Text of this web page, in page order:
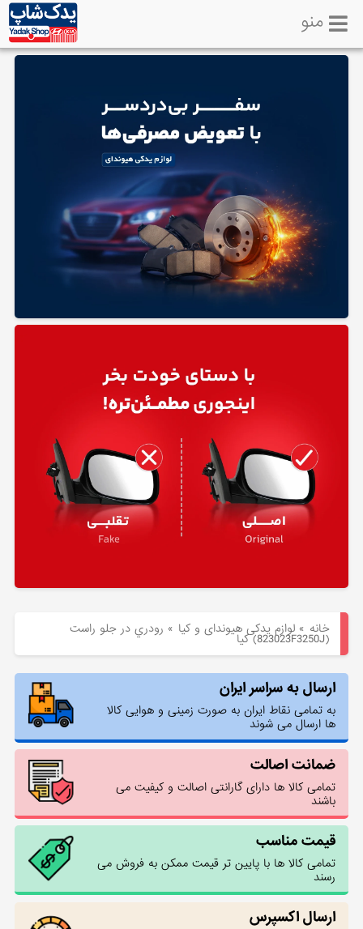
لوازم
منو
خانه »لوازم یدکی هیوندای و کیا » رودري در جلو راست
(823023F3250J) کیا
ارسال به سراسر ایران
به تمامی نقاط ایران به صورت زمینی و هوایی کالا
ها ارسال می شوند
ضمانت اصالت
تمامی کالا ها دارای گارانتی اصالت و کیفیت می
باشند
قیمت مناسب
تمامی کالا ها با پایین تر قیمت ممکن به فروش می
رسند
ارسال اکسپرس